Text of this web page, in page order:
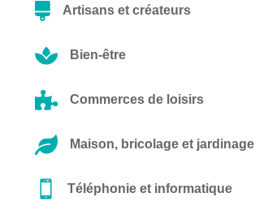
 Artisans et créateurs
 Bien-être
 Commerces de loisirs
 Maison, bricolage et jardinage
 Téléphonie et informatique